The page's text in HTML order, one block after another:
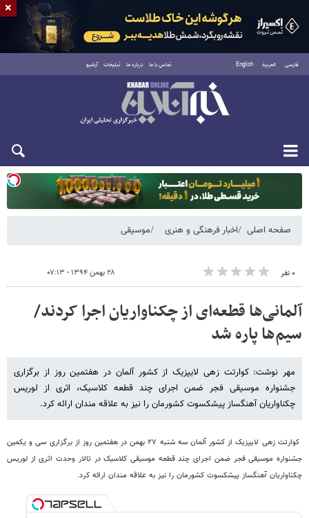
فارسی العربية English تماس با ما درباره ما تبلیغات آرشیو
یکشنبه ۱۸ مرداد ۱۴۰۵
صفحه اصلی اخبار فرهنگی و هنری موسیقی
۰ نفر ۲۸ بهمن ۱۳۹۴ - ۰۷:۱۳
آلمانی‌ها قطعه‌ای از چکناواریان اجرا کردند/
سیم‌ها پاره شد
مهر نوشت: کوارتت زهی لایپزیک از کشور آلمان در هفتمین روز از برگزاری
جشنواره موسیقی فجر ضمن اجرای چند قطعه کلاسیک، اثری از لوریس
چکناواریان آهنگساز پیشکسوت کشورمان را نیز به علاقه مندان ارائه کرد.
کوارتت زهی لایپزیک از کشور آلمان سه شنبه ۲۷ بهمن در هفتمین روز از برگزاری سی و یکمین
جشنواره موسیقی فجر ضمن اجرای چند قطعه موسیقی کلاسیک در تالار وحدت اثری از لوریس
چکناواریان آهنگساز پیشکسوت کشورمان را نیز به علاقه مندان ارائه کرد.
×